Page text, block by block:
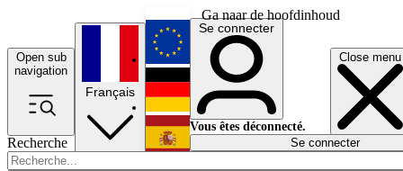
Ga naar de hoofdinhoud
Open sub
navigation
Close menu
Recherche
Français
English
Deutsch
Español
Se connecter
Vous êtes déconnecté.
Se connecter